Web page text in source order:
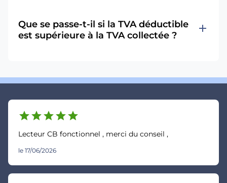
Que se passe-t-il si la TVA déductible
est supérieure à la TVA collectée ?
add
starstarstarstarstar
Lecteur CB fonctionnel , merci du conseil ,
le 17/06/2026